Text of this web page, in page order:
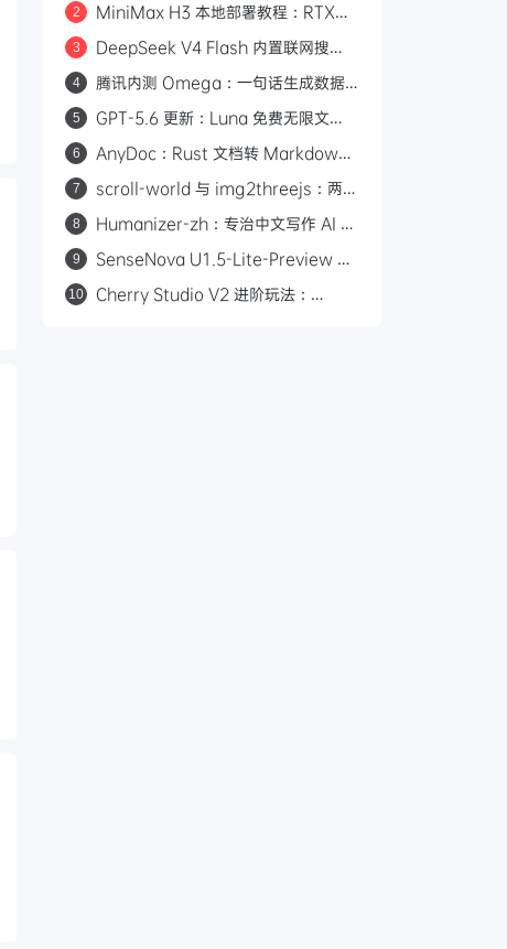
2
MiniMax H3 本地部署教程：RTX
3
DeepSeek V4 Flash 内置联网搜
web_search，Codex 可直接调用
4
腾讯内测 Omega：一句话生成数据
5
GPT-5.6 更新：Luna 免费无限文
6
AnyDoc：Rust 文档转 Markdown
7
scroll-world 与 img2threejs：两个
做网页和 3D 模型
8
Humanizer-zh：专治中文写作 AI 味
9
SenseNova U1.5-Lite-Preview 开
4K 图像生成与编辑
10
Cherry Studio V2 进阶玩法：